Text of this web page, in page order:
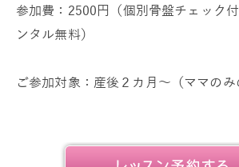
参加費：2500円（個別骨盤チェック
ンタル無料）
ご参加対象：産後２カ月～（ママのみ